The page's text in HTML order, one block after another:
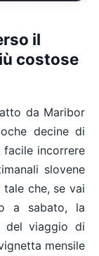
il
costose
da Maribor
decine di
incorrere
slovene
che, se vai
a sabato, la
del viaggio di
mensile